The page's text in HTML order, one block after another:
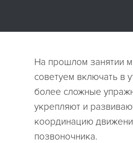
На прошлом занятии
советуем включать в
более сложные
укрепляют и
координацию
позвоночника.